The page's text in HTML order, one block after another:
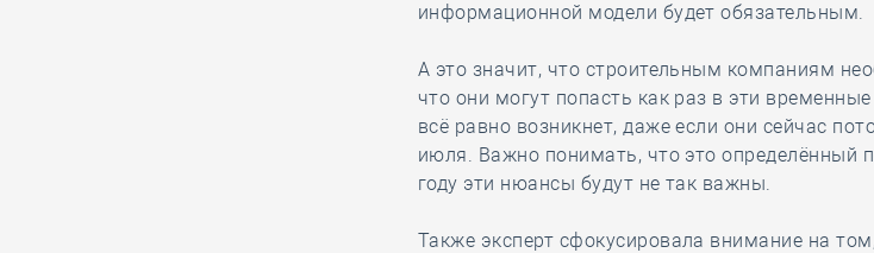
информационной модели будет обязательным.
А это значит, что строительным компаниям
что они могут попасть как раз в эти
всё равно возникнет, даже если они сейчас
июля. Важно понимать, что это определённый
году эти нюансы будут не так важны.
Также эксперт сфокусировала внимание на